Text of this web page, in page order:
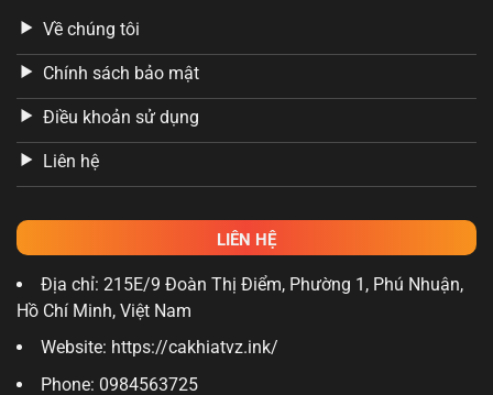
Về chúng tôi
Chính sách bảo mật
Điều khoản sử dụng
Liên hệ
LIÊN HỆ
Địa chỉ: 215E/9 Đoàn Thị Điểm, Phường 1, Phú Nhuận,
Hồ Chí Minh, Việt Nam
Website: https://cakhiatvz.ink/
Phone: 0984563725